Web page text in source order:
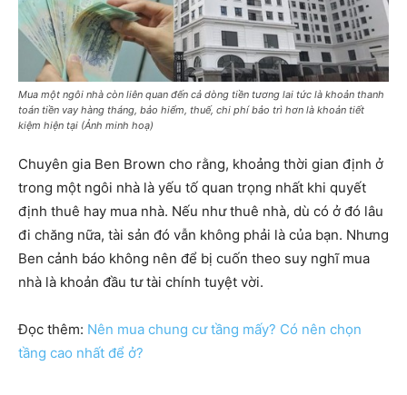
Mua một ngôi nhà còn liên quan đến cả dòng tiền tương lai tức là khoản thanh
toán tiền vay hàng tháng, bảo hiểm, thuế, chi phí bảo trì hơn là khoản tiết
kiệm hiện tại (Ảnh minh hoạ)
Chuyên gia Ben Brown cho rằng, khoảng thời gian định ở
trong một ngôi nhà là yếu tố quan trọng nhất khi quyết
định thuê hay mua nhà. Nếu như thuê nhà, dù có ở đó lâu
đi chăng nữa, tài sản đó vẫn không phải là của bạn. Nhưng
Ben cảnh báo không nên để bị cuốn theo suy nghĩ mua
nhà là khoản đầu tư tài chính tuyệt vời.
Đọc thêm: Nên mua chung cư tầng mấy? Có nên chọn
tầng cao nhất để ở?